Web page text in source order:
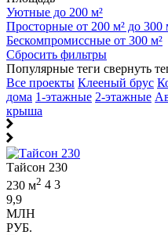
Уютные до 200 м²
Просторные от 200 м² до 300
Бескомпромиссные от 300 м²
Сбросить фильтры
Популярные теги свернуть
Все проекты Клееный брус
дома 1-этажные 2-этажные
крыша
Тайсон 230
230 м2 4 3
9,9
МЛН
РУБ.